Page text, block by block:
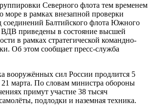
Северного флота тем временем
море в рамках внезапной проверки
соединений Балтийского флота Южного
ВДВ приведены в состояние высшей
в рамках стратегической командно-
Об этом сообщает пресс-служба
вооружённых сил России продлится 5
21 марта. По словам министра обороны
примут участие 38 тысяч
подлодки и наземная техника.